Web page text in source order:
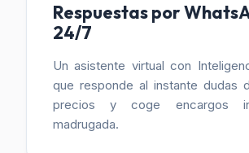
Respuestas por
24/7
Un asistente virtual con
que responde al instante dudas
precios y coge encargos
madrugada.